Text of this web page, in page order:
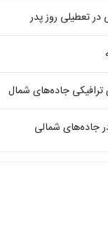
تعطیلی روز پدر
جاده‌های شمال
جاده‌های شمالی